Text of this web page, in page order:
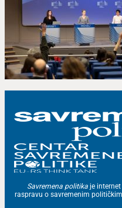
Savremena politika je
raspravu o savremenim